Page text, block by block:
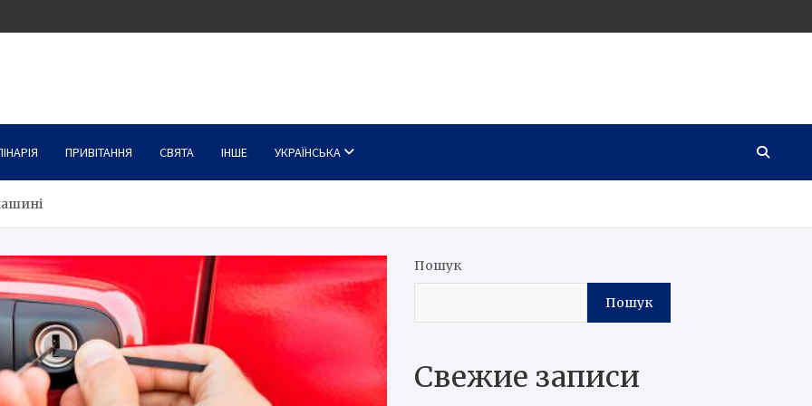
ПРИВІТАННЯ СВЯТА ІНШЕ УКРАЇНСЬКА
Пошук
Пошук
Свежие записи